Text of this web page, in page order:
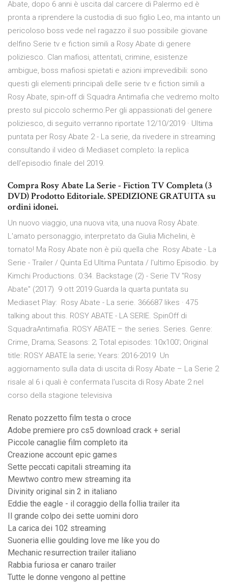
Abate, dopo 6 anni è uscita dal carcere di Palermo ed è
pronta a riprendere la custodia di suo figlio Leo, ma intanto un
pericoloso boss vede nel ragazzo il suo possibile giovane
delfino Serie tv e fiction simili a Rosy Abate di genere
poliziesco. Clan mafiosi, attentati, crimine, esistenze
ambigue, boss mafiosi spietati e azioni imprevedibili: sono
questi gli elementi principali delle serie tv e fiction simili a
Rosy Abate, spin-off di Squadra Antimafia che vedremo molto
presto sul piccolo schermo.Per gli appassionati del genere
poliziesco, di seguito verranno riportate 12/10/2019 · Ultima
puntata per Rosy Abate 2 - La serie, da rivedere in streaming
consultando il video di Mediaset completo: la replica
dell'episodio finale del 2019.
Compra Rosy Abate La Serie - Fiction TV Completa (3
DVD) Prodotto Editoriale. SPEDIZIONE GRATUITA su
ordini idonei.
Un nuovo viaggio, una nuova vita, una nuova Rosy Abate.
L'amato personaggio, interpretato da Giulia Michelini, è
tornato! Ma Rosy Abate non è più quella che Rosy Abate - La
Serie - Trailer / Quinta Ed Ultima Puntata / l'ultimo Episodio. by
Kimchi Productions. 0:34. Backstage (2) - Serie TV "Rosy
Abate" (2017) 9 ott 2019 Guarda la quarta puntata su
Mediaset Play: Rosy Abate - La serie. 366687 likes · 475
talking about this. ROSY ABATE - LA SERIE. SpinOff di
SquadraAntimafia. ROSY ABATE – the series. Series. Genre:
Crime, Drama; Seasons: 2; Total episodes: 10x100'; Original
title: ROSY ABATE la serie; Years: 2016-2019 Un
aggiornamento sulla data di uscita di Rosy Abate – La Serie 2
risale al 6 i quali è confermata l'uscita di Rosy Abate 2 nel
corso della stagione televisiva
Renato pozzetto film testa o croce
Adobe premiere pro cs5 download crack + serial
Piccole canaglie film completo ita
Creazione account epic games
Sette peccati capitali streaming ita
Mewtwo contro mew streaming ita
Divinity original sin 2 in italiano
Eddie the eagle - il coraggio della follia trailer ita
Il grande colpo dei sette uomini doro
La carica dei 102 streaming
Suoneria ellie goulding love me like you do
Mechanic resurrection trailer italiano
Rabbia furiosa er canaro trailer
Tutte le donne vengono al pettine